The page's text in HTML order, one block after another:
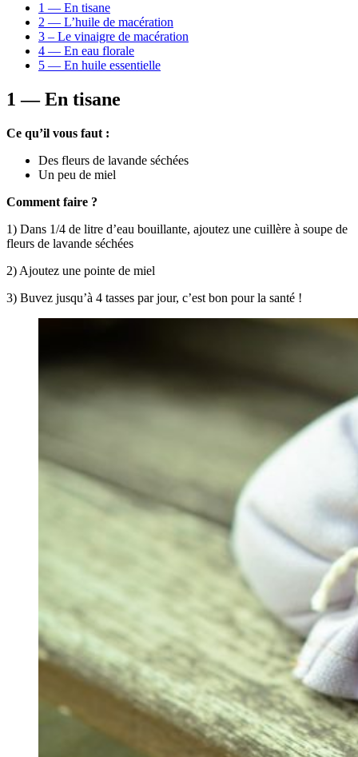
1 — En tisane
2 — L’huile de macération
3 – Le vinaigre de macération
4 — En eau florale
5 — En huile essentielle
1 — En tisane
Ce qu’il vous faut :
Des fleurs de lavande séchées
Un peu de miel
Comment faire ?
1) Dans 1/4 de litre d’eau bouillante, ajoutez une cuillère à soupe de
fleurs de lavande séchées
2) Ajoutez une pointe de miel
3) Buvez jusqu’à 4 tasses par jour, c’est bon pour la santé !